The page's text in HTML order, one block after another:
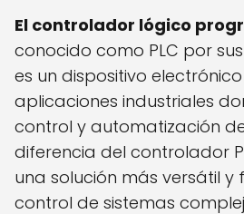
El controlador lógico
conocido como PLC por
es un dispositivo
aplicaciones industriales
control y automatización
diferencia del controlador
una solución más versátil y
control de sistemas